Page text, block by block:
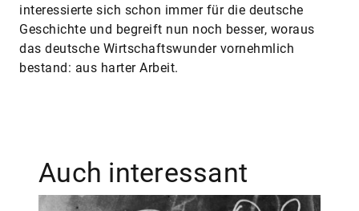
interessierte sich schon immer für die deutsche
Geschichte und begreift nun noch besser, woraus
das deutsche Wirtschaftswunder vornehmlich
bestand: aus harter Arbeit.
Auch interessant